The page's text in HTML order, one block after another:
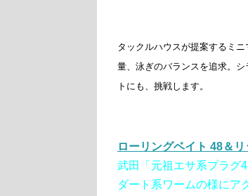
タックルハウスが提案するミ
量、泳ぎのバランスを追求。
トにも、挑戦します。
ローリングベイト 48＆リ
武田「元祖エサ系プラグ
ダート系ワームの様にア